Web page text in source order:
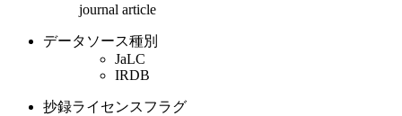
journal article
データソース種別
JaLC
IRDB
抄録ライセンスフラグ